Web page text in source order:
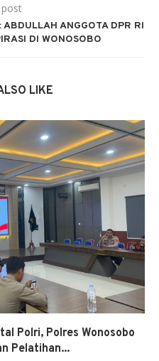
ANGGOTA DPR RI
DI WONOSOBO
LIKE
Polri, Polres Wonosobo
Pelatihan...